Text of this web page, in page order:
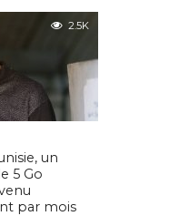
2.5K
un
5 Go
par mois